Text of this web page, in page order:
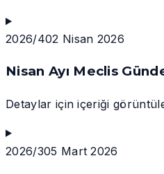
2026/402 Nisan 2026
Nisan Ayı Meclis
Detaylar için içeriği
2026/305 Mart 2026